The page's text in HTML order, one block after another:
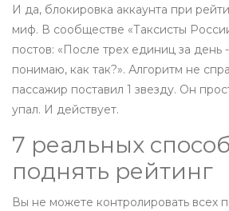
И да, блокировка аккаунта при
миф. В сообществе «Таксисты
постов: «После трех единиц за день
понимаю, как так?». Алгоритм не
пассажир поставил 1 звезду. Он
упал. И действует.
7 реальных
поднять рейтинг
Вы не можете контролировать всех